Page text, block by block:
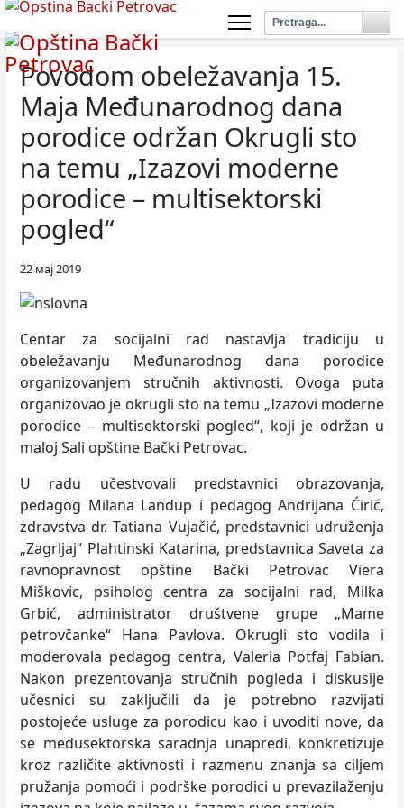
Povodom obeležavanja 15.
Maja Međunarodnog dana
porodice održan Okrugli sto
na temu „Izazovi moderne
porodice – multisektorski
pogled“
22 мај 2019
Centar za socijalni rad nastavlja tradiciju u
obeležavanju Međunarodnog dana porodice
organizovanjem stručnih aktivnosti. Ovoga puta
organizovao je okrugli sto na temu „Izazovi moderne
porodice – multisektorski pogled“, koji je održan u
maloj Sali opštine Bački Petrovac.
U radu učestvovali predstavnici obrazovanja,
pedagog Milana Landup i pedagog Andrijana Ćirić,
zdravstva dr. Tatiana Vujačić, predstavnici udruženja
„Zagrljaj“ Plahtinski Katarina, predstavnica Saveta za
ravnopravnost opštine Bački Petrovac Viera
Miškovic, psiholog centra za socijalni rad, Milka
Grbić, administrator društvene grupe „Mame
petrovčanke“ Hana Pavlova. Okrugli sto vodila i
moderovala pedagog centra, Valeria Potfaj Fabian.
Nakon prezentovanja stručnih pogleda i diskusije
učesnici su zaključili da je potrebno razvijati
postojeće usluge za porodicu kao i uvoditi nove, da
se međusektorska saradnja unapredi, konkretizuje
kroz različite aktivnosti i razmenu znanja sa ciljem
pružanja pomoći i podrške porodici u prevazilaženju